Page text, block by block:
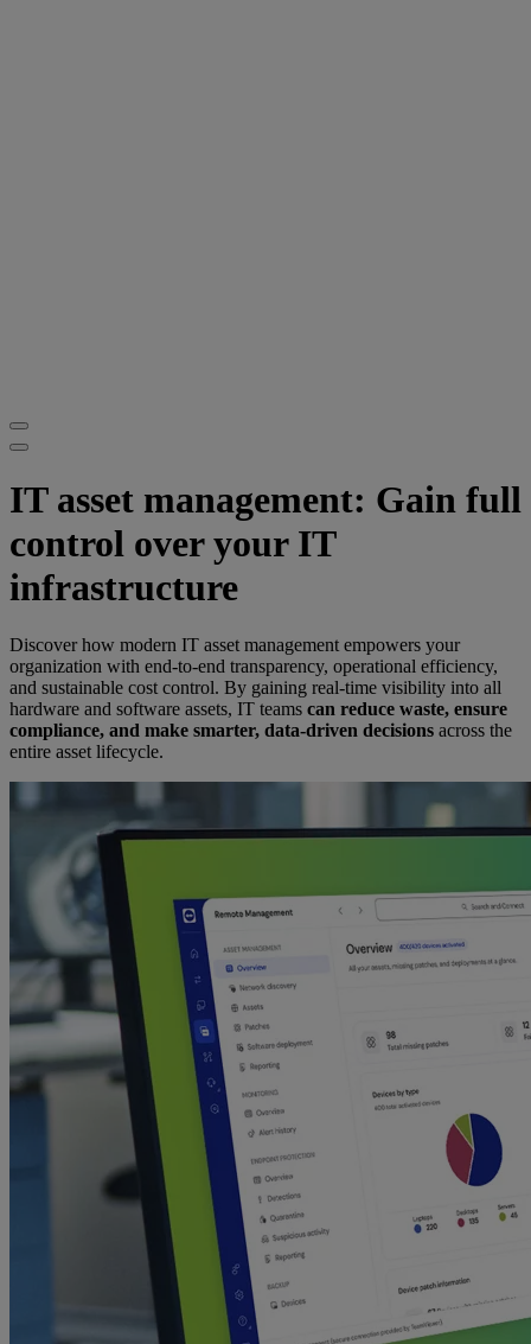
IT asset management: Gain full
control over your IT
infrastructure
Discover how modern IT asset management empowers your
organization with end-to-end transparency, operational efficiency,
and sustainable cost control. By gaining real-time visibility into all
hardware and software assets, IT teams can reduce waste, ensure
compliance, and make smarter, data-driven decisions across the
entire asset lifecycle.